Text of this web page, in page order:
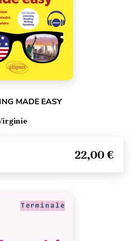
MADE EASY
22,00 €